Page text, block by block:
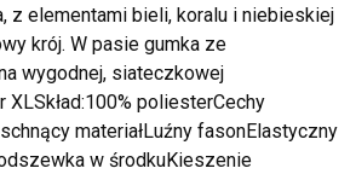
z elementami bieli, koralu i niebieskiej
krój. W pasie gumka ze
wygodnej, siateczkowej
poliesterCechy
materiałLuźny fasonElastyczny
w środkuKieszenie